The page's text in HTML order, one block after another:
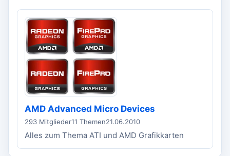
AMD Advanced Micro Devices
293 Mitglieder11 Themen21.06.2010
Alles zum Thema ATI und AMD Grafikkarten